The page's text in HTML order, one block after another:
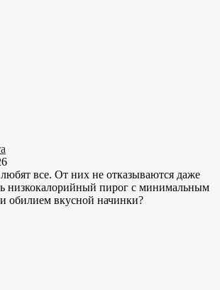
все. От них не отказываются даже
низкокалорийный пирог с минимальным
и обилием вкусной начинки?